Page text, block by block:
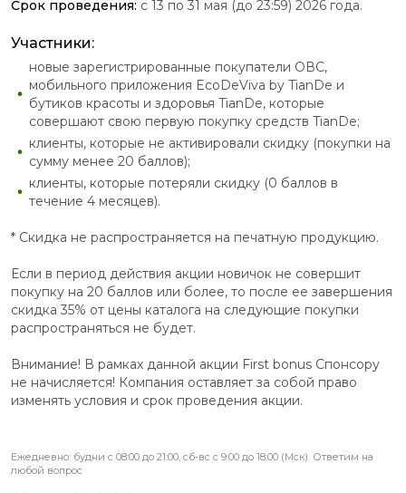
Срок проведения: с 13 по 31 мая (до 23:59) 2026 года.
Участники:
новые зарегистрированные покупатели ОВС,
мобильного приложения EcoDeViva by TianDe и
бутиков красоты и здоровья TianDe, которые
совершают свою первую покупку средств TianDe;
клиенты, которые не активировали скидку (покупки на
сумму менее 20 баллов);
клиенты, которые потеряли скидку (0 баллов в
течение 4 месяцев).
* Скидка не распространяется на печатную продукцию.
Если в период действия акции новичок не совершит
покупку на 20 баллов или более, то после ее завершения
скидка 35% от цены каталога на следующие покупки
распространяться не будет.
Внимание! В рамках данной акции First bonus Спонсору
не начисляется! Компания оставляет за собой право
изменять условия и срок проведения акции.
Ежедневно: будни с 08:00 до 21:00, сб-вс с 9:00 до 18:00 (Мск). Ответим на
любой вопрос